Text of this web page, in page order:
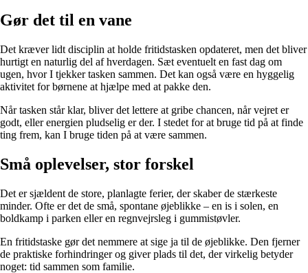
Gør det til en vane
Det kræver lidt disciplin at holde fritidstasken opdateret, men det bliver
hurtigt en naturlig del af hverdagen. Sæt eventuelt en fast dag om
ugen, hvor I tjekker tasken sammen. Det kan også være en hyggelig
aktivitet for børnene at hjælpe med at pakke den.
Når tasken står klar, bliver det lettere at gribe chancen, når vejret er
godt, eller energien pludselig er der. I stedet for at bruge tid på at finde
ting frem, kan I bruge tiden på at være sammen.
Små oplevelser, stor forskel
Det er sjældent de store, planlagte ferier, der skaber de stærkeste
minder. Ofte er det de små, spontane øjeblikke – en is i solen, en
boldkamp i parken eller en regnvejrsleg i gummistøvler.
En fritidstaske gør det nemmere at sige ja til de øjeblikke. Den fjerner
de praktiske forhindringer og giver plads til det, der virkelig betyder
noget: tid sammen som familie.